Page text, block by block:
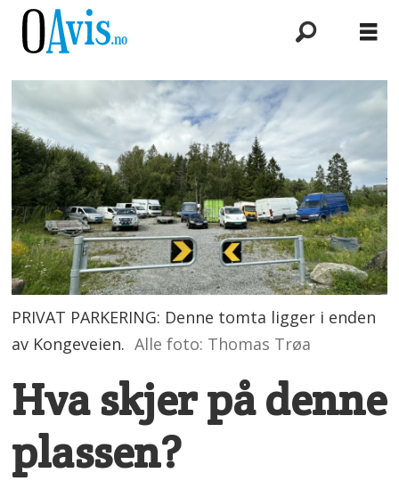
PRIVAT PARKERING: Denne tomta ligger i enden
av Kongeveien. Alle foto: Thomas Trøa
Hva skjer på denne
plassen?